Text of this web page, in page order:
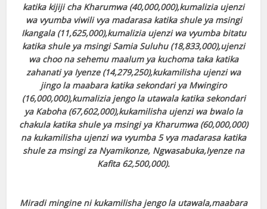
katika kijiji cha Kharumwa (40,000,000),kumalizia ujenzi
wa vyumba viwili vya madarasa katika shule ya msingi
Ikangala (11,625,000),kumalizia ujenzi wa vyumba bitatu
katika shule ya msingi Samia Suluhu (18,833,000),ujenzi
wa choo na sehemu maalum ya kuchoma taka katika
zahanati ya Iyenze (14,279,250),kukamilisha ujenzi wa
jingo la maabara katika sekondari ya Mwingiro
(16,000,000),kumalizia jengo la utawala katika sekondari
ya Kaboha (67,602,000),kukamilisha ujenzi wa bwalo la
chakula katika shule ya msingi ya Kharumwa (60,000,000)
na kukamilisha ujenzi wa vyumba 5 vya madarasa katika
shule za msingi za Nyamikonze, Ngwasabuka,Iyenze na
Kafita 62,500,000).
Miradi mingine ni kukamilisha jengo la utawala,maabara